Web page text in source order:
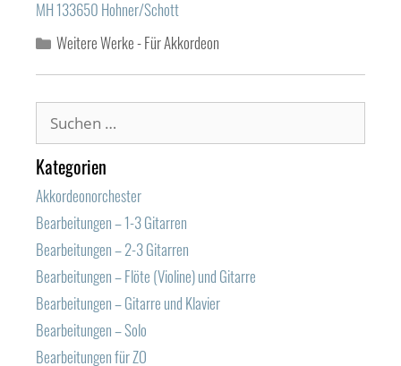
MH 133650 Hohner/Schott
Kategorien
Weitere Werke - Für Akkordeon
nach:
Kategorien
Akkordeonorchester
Bearbeitungen – 1-3 Gitarren
Bearbeitungen – 2-3 Gitarren
Bearbeitungen – Flöte (Violine) und Gitarre
Bearbeitungen – Gitarre und Klavier
Bearbeitungen – Solo
Bearbeitungen für ZO